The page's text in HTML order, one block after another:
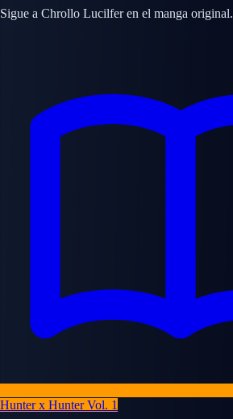
Sigue a Chrollo Lucilfer en el manga original.
Hunter x Hunter Vol. 1